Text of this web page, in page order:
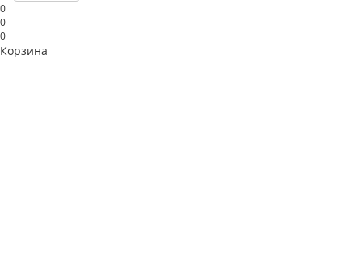
0
0
0
Корзина